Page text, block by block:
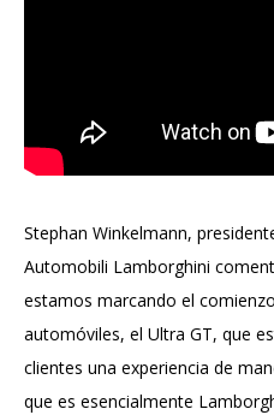
Stephan Winkelmann,
Automobili Lamborghini
estamos marcando el
automóviles, el Ultra GT, que
clientes una experiencia de
que es esencialmente